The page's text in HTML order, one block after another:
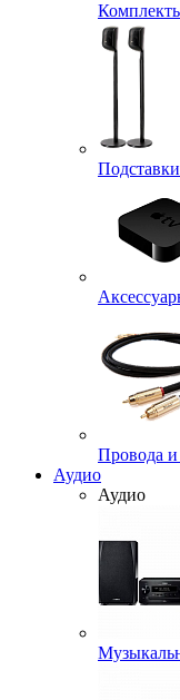
Провода и
Аудио
Аудио